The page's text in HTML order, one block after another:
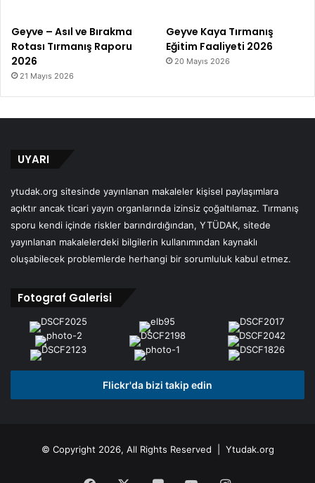
Geyve – Asıl ve Bırakma
Rotası Tırmanış Raporu
2026
21 Mayıs 2026
Geyve Kaya Tırmanış
Eğitim Faaliyeti 2026
20 Mayıs 2026
UYARI
ytudak.org sitesinde yayınlanan makaleler kişisel paylaşımlara
açıktır ancak ticari yayın organlarında izinsiz çoğaltılamaz. Tırmanış
sporu kendi içinde riskler barındırdığından, YTÜDAK, sitede
yayınlanan makalelerdeki bilgilerin kullanımından kaynaklı
oluşabilecek problemlerde herhangi bir sorumluluk kabul etmez.
Fotograf Galerisi
Flickr'da bizi takip edin
© Copyright 2026, All Rights Reserved | Ytudak.org